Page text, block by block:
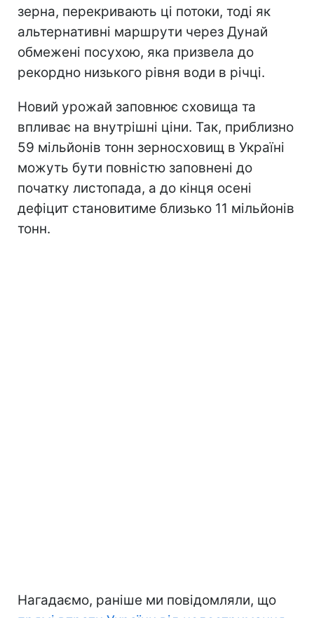
зерна, перекривають ці потоки, тоді як
альтернативні маршрути через Дунай
обмежені посухою, яка призвела до
рекордно низького рівня води в річці.
Новий урожай заповнює сховища та
впливає на внутрішні ціни. Так, приблизно
59 мільйонів тонн зерносховищ в Україні
можуть бути повністю заповнені до
початку листопада, а до кінця осені
дефіцит становитиме близько 11 мільйонів
тонн.
Нагадаємо, раніше ми повідомляли, що